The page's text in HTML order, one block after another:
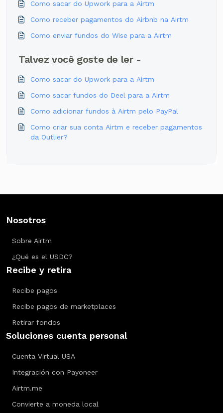
Como sacar do Upwork para a Airtm
Como receber pagamentos do Airbnb na Airtm
Como enviar fundos do Wise para a Airtm
Talvez você goste de ler -
Como sacar do Upwork para a Airtm
Como sacar fundos do Deel para a Airtm
Como adicionar fundos à Airtm pelo PayPal
Como criar sua conta Airtm e receber pagamentos
da Outlier?
Nosotros
Sobre Airtm
¿Qué es el USDC?
Recibe y retira
Recibe pagos
Recibe pagos de marketplaces
Retirar fondos
Soluciones cuenta personal
Cuenta Virtual USA
Integración con Payoneer
Airtm.me
Convierte a moneda local